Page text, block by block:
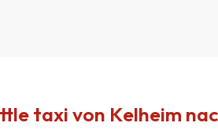
taxi von Kelheim